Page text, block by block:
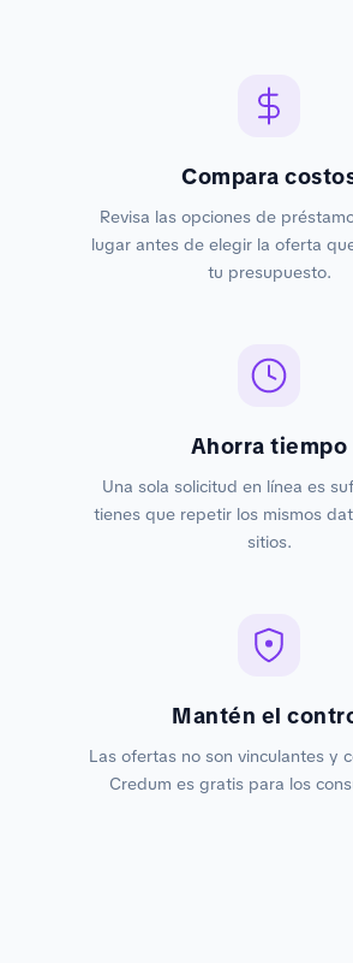
Compara
Revisa las opciones de
lugar antes de elegir la oferta
tu presupuesto.
Ahorra tiempo
Una sola solicitud en línea es
tienes que repetir los mismos
sitios.
Mantén el
Las ofertas no son vinculantes y
Credum es gratis para los